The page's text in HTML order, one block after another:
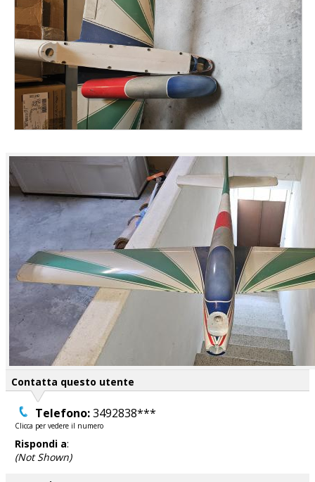
Contatta questo utente
Telefono:3492838***
Clicca per vedere il numero
Rispondi a:
(Not Shown)